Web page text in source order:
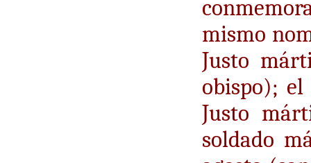
mismo
Justo
obispo);
Justo
soldado